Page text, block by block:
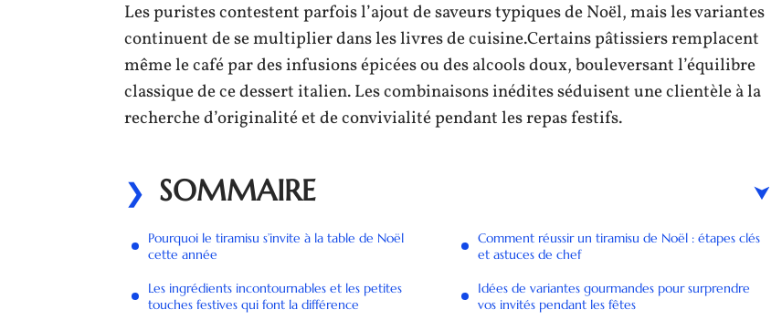
Les puristes contestent parfois l’ajout de saveurs typiques de Noël, mais les variantes
continuent de se multiplier dans les livres de cuisine.Certains pâtissiers remplacent
même le café par des infusions épicées ou des alcools doux, bouleversant l’équilibre
classique de ce dessert italien. Les combinaisons inédites séduisent une clientèle à la
recherche d’originalité et de convivialité pendant les repas festifs.
SOMMAIRE
Pourquoi le tiramisu s’invite à la table de Noël
cette année
Les ingrédients incontournables et les petites
touches festives qui font la différence
Comment réussir un tiramisu de Noël : étapes clés
et astuces de chef
Idées de variantes gourmandes pour surprendre
vos invités pendant les fêtes